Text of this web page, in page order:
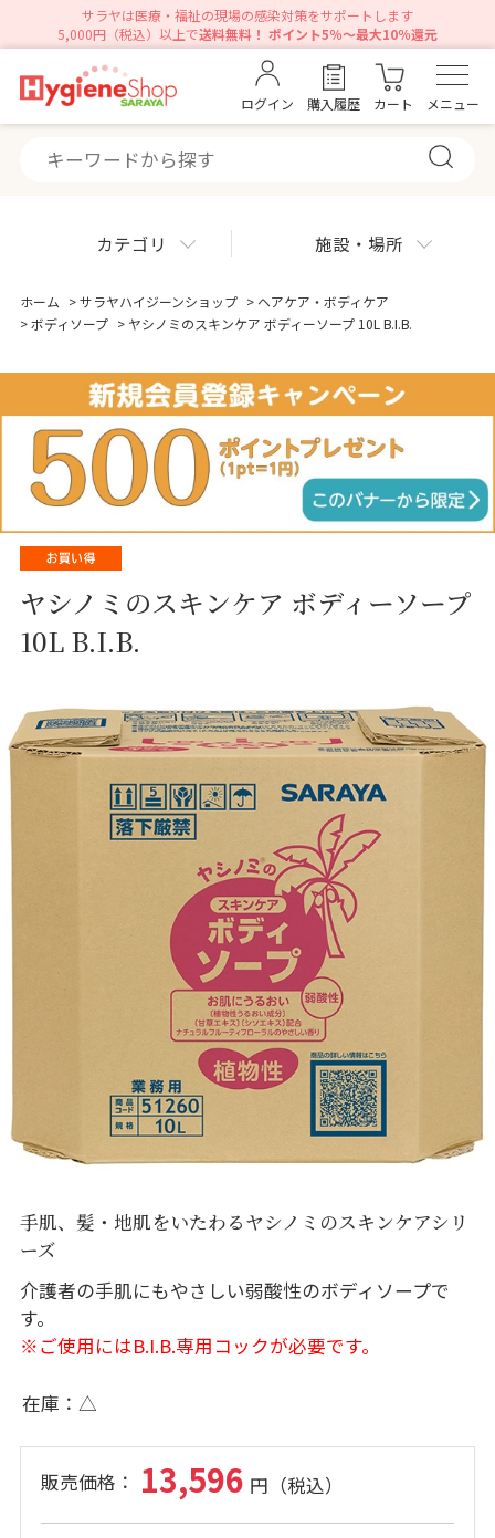
サラヤは医療・福祉の現場の感染対策をサポートします
5,000円（税込）以上で送料無料！ ポイント5％～最大10％還元
ログイン 購入履歴 カート メニュー
カテゴリ 施設・場所
ホーム >サラヤハイジーンショップ > ヘアケア・ボディケア
>ボディソープ > ヤシノミのスキンケア ボディーソープ 10L B.I.B.
ヤシノミのスキンケア ボディーソープ
10L B.I.B.
手肌、髪・地肌をいたわるヤシノミのスキンケアシリ
ーズ
介護者の手肌にもやさしい弱酸性のボディソープで
す。
※ご使用にはB.I.B.専用コックが必要です。
在庫 △
13,596